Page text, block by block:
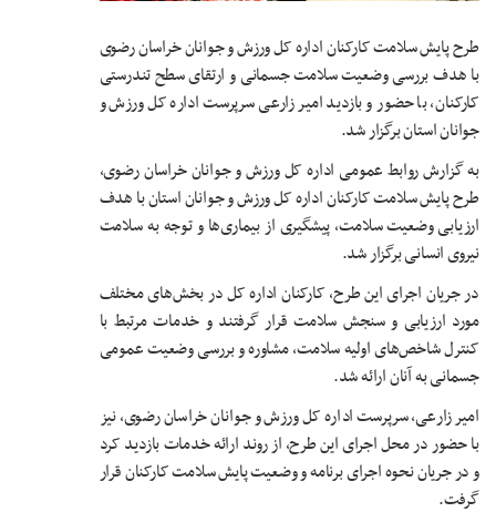
طرح پایش سلامت کارکنان اداره کل ورزش و جوانان خراسان رضوی
با هدف بررسی وضعیت سلامت جسمانی و ارتقای سطح تندرستی
کارکنان، با حضور و بازدید امیر زارعی سرپرست اداره کل ورزش و
جوانان استان برگزار شد.
به گزارش روابط عمومی اداره کل ورزش و جوانان خراسان رضوی،
طرح پایش سلامت کارکنان اداره کل ورزش و جوانان استان با هدف
ارزیابی وضعیت سلامت، پیشگیری از بیماری‌ها و توجه به سلامت
نیروی انسانی برگزار شد.
در جریان اجرای این طرح، کارکنان اداره کل در بخش‌های مختلف
مورد ارزیابی و سنجش سلامت قرار گرفتند و خدمات مرتبط با
کنترل شاخص‌های اولیه سلامت، مشاوره و بررسی وضعیت عمومی
جسمانی به آنان ارائه شد.
امیر زارعی، سرپرست اداره کل ورزش و جوانان خراسان رضوی، نیز
با حضور در محل اجرای این طرح، از روند ارائه خدمات بازدید کرد
و در جریان نحوه اجرای برنامه و وضعیت پایش سلامت کارکنان قرار
گرفت.